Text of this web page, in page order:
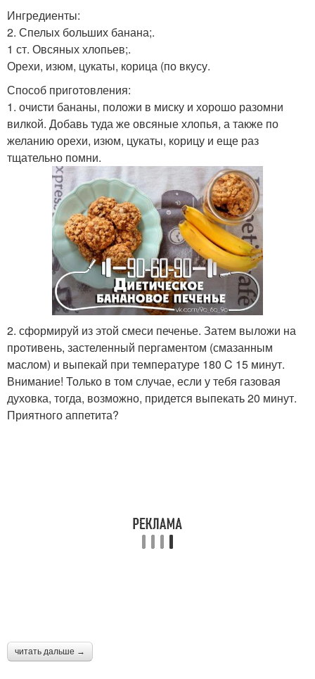
Ингредиенты:
2. Спелых больших банана;.
1 ст. Овсяных хлопьев;.
Орехи, изюм, цукаты, корица (по вкусу.
Способ приготовления:
1. очисти бананы, положи в миску и хорошо разомни
вилкой. Добавь туда же овсяные хлопья, а также по
желанию орехи, изюм, цукаты, корицу и еще раз
тщательно помни.
2. сформируй из этой смеси печенье. Затем выложи на
противень, застеленный пергаментом (смазанным
маслом) и выпекай при температуре 180 C 15 минут.
Внимание! Только в том случае, если у тебя газовая
духовка, тогда, возможно, придется выпекать 20 минут.
Приятного аппетита?
читать дальше →